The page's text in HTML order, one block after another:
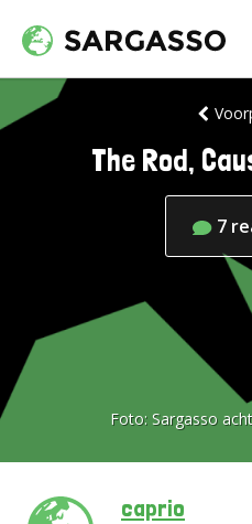
The Rod,
7
Foto: Sargasso
caprio